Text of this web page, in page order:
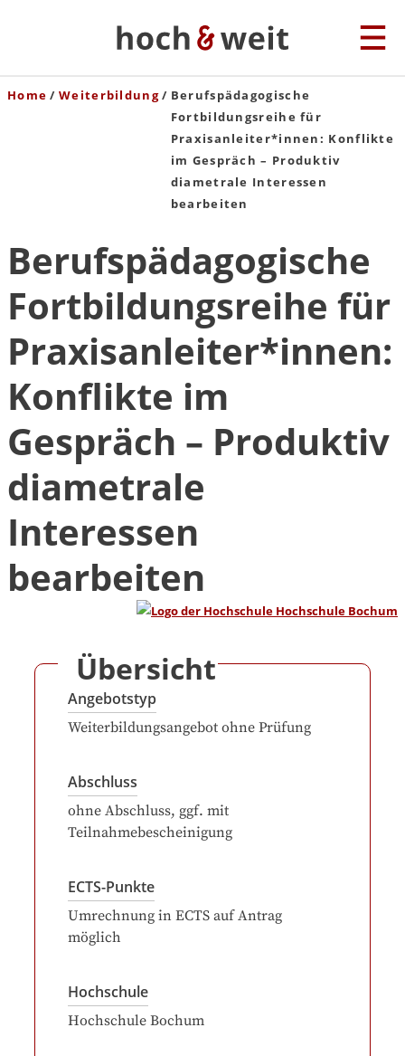
Home Weiterbildung
Berufspädagogische
Fortbildungsreihe für
Praxisanleiter*innen: Konflikte
im Gespräch – Produktiv
diametrale Interessen
bearbeiten
Berufspädagogische
Fortbildungsreihe für
Praxisanleiter*innen:
Konflikte im
Gespräch – Produktiv
diametrale
Interessen
bearbeiten
Übersicht
Angebotstyp
Weiterbildungsangebot ohne Prüfung
Abschluss
ohne Abschluss, ggf. mit
Teilnahmebescheinigung
ECTS-Punkte
Umrechnung in ECTS auf Antrag
möglich
Hochschule
Hochschule Bochum